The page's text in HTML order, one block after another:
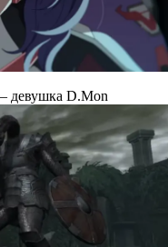
девушка D.Mon